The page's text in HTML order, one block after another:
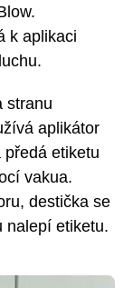
k aplikaci
stranu
aplikátor
etiketu
vakua.
destička se
nalepí etiketu.